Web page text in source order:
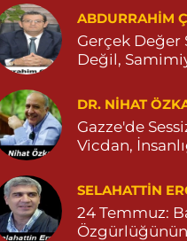
Tema Eczanesi
MAHALLESİ NUSAYBİN
CD. ÖZEL İPEKYOLU
0 (482) 312 29 20
Menal Eczanesi
EYYUBİ MAHALLE
0 (482) 415 15 01
ABDURRAHIM
Gerçek Değer
Değil,
DR. NIHAT
Gazze'de
Vicdan,
SELAHATTIN
24 Temmuz:
Özgürlüğünün